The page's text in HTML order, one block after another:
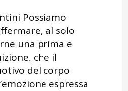
Possiamo
al solo
una prima e
che il
del corpo
espressa